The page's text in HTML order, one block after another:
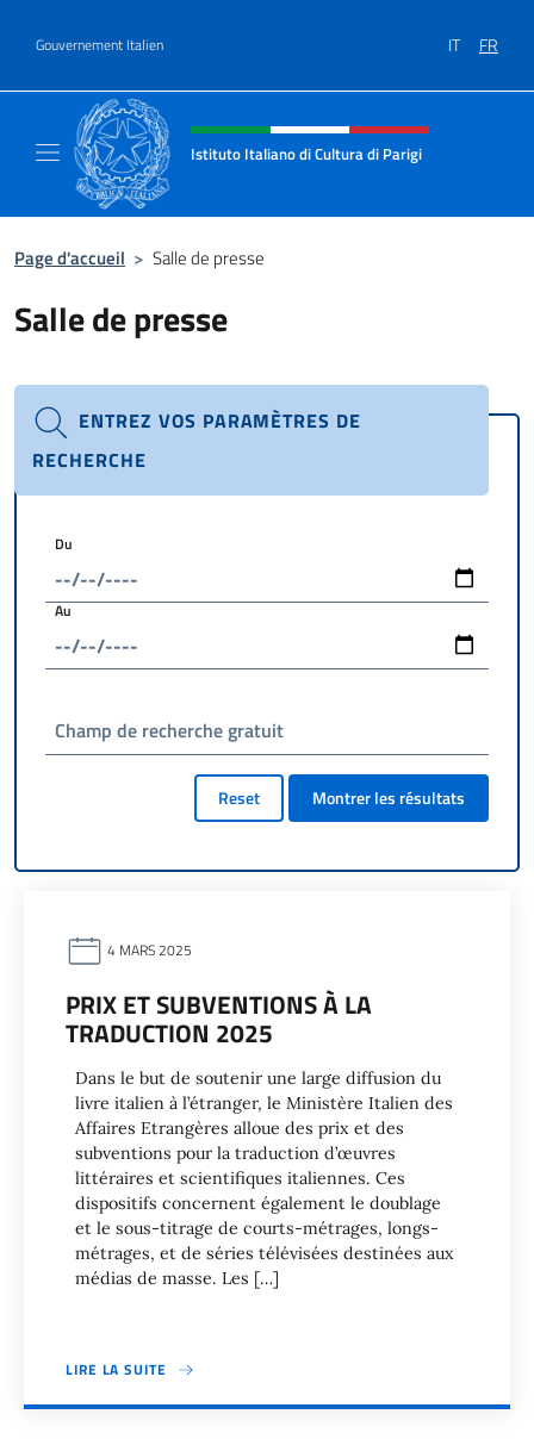
Gouvernement Italien IT FR
Site Web, social et en-tête de
Istituto Italiano di Cultura di Parigi
Page d'accueil > Salle de presse
Salle de presse
ENTREZ VOS PARAMÈTRES DE
RECHERCHE
Du
Au
Champ de recherche gratuit
Reset Montrer les résultats
4 MARS 2025
PRIX ET SUBVENTIONS À LA
TRADUCTION 2025
Dans le but de soutenir une large diffusion du
livre italien à l’étranger, le Ministère Italien des
Affaires Etrangères alloue des prix et des
subventions pour la traduction d’œuvres
littéraires et scientifiques italiennes. Ces
dispositifs concernent également le doublage
et le sous-titrage de courts-métrages, longs-
métrages, et de séries télévisées destinées aux
médias de masse. Les […]
LIRE LA SUITE